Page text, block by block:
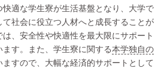
適な学生寮が生活基盤となり、大学で
社会に役立つ人材へと成長することが
、安全性や快適性を最大限にサポート
す。また、学生寮に関する本学独自の
ますので、大幅な経済的サポートとして